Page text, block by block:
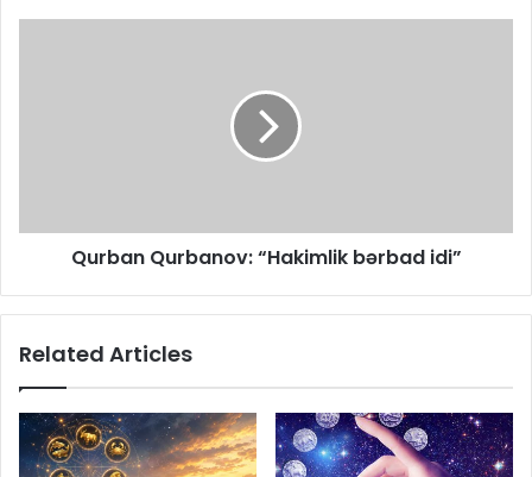
Qurban Qurbanov: “Hakimlik bərbad idi”
Related Articles